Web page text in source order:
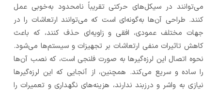
می‌توانند در سیکل‌های حرکتی تقریباً نامحدود به‌خوبی عمل
کنند. طراحی آن‌ها به‌گونه‌ای است که می‌توانند ارتعاشات را در
جهات مختلف عمودی، افقی و زاویه‌ای حذف کنند، که باعث
کاهش تاثیرات منفی ارتعاشات بر تجهیزات و سیستم‌ها می‌شود.
نحوه اتصال این لرزه‌گیرها به صورت فلنجی است، که نصب آن‌ها
را ساده و سریع می‌کند. همچنین، از آنجایی که این لرزه‌گیرها
نیازی به واشر و درزبند ندارند، هزینه‌های نگهداری و تعمیرات را